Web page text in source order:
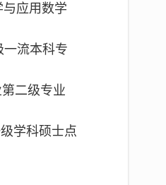
应用数学
一流本科专
二级专业
学科硕士点